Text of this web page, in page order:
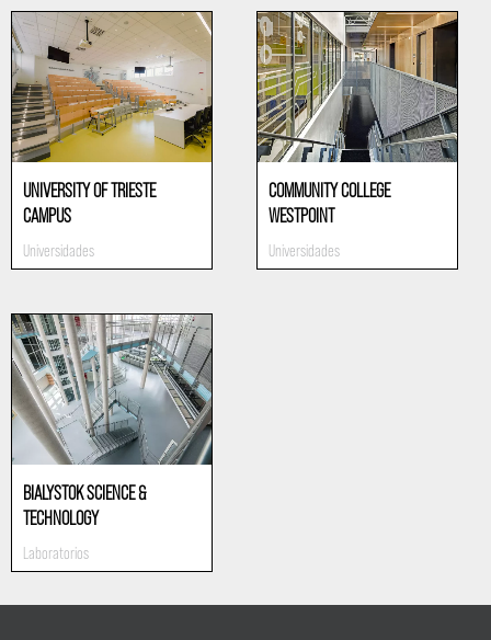
UNIVERSITY OF TRIESTE
CAMPUS
Universidades
COMMUNITY COLLEGE
WESTPOINT
Universidades
BIALYSTOK SCIENCE &
TECHNOLOGY
Laboratorios